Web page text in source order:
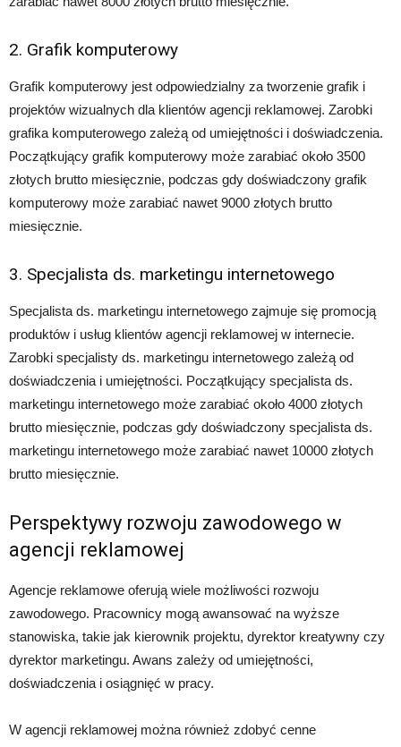
2. Grafik komputerowy
Grafik komputerowy jest odpowiedzialny za tworzenie grafik i
projektów wizualnych dla klientów agencji reklamowej. Zarobki
grafika komputerowego zależą od umiejętności i doświadczenia.
Początkujący grafik komputerowy może zarabiać około 3500
złotych brutto miesięcznie, podczas gdy doświadczony grafik
komputerowy może zarabiać nawet 9000 złotych brutto
miesięcznie.
3. Specjalista ds. marketingu internetowego
Specjalista ds. marketingu internetowego zajmuje się promocją
produktów i usług klientów agencji reklamowej w internecie.
Zarobki specjalisty ds. marketingu internetowego zależą od
doświadczenia i umiejętności. Początkujący specjalista ds.
marketingu internetowego może zarabiać około 4000 złotych
brutto miesięcznie, podczas gdy doświadczony specjalista ds.
marketingu internetowego może zarabiać nawet 10000 złotych
brutto miesięcznie.
Perspektywy rozwoju zawodowego w
agencji reklamowej
Agencje reklamowe oferują wiele możliwości rozwoju
zawodowego. Pracownicy mogą awansować na wyższe
stanowiska, takie jak kierownik projektu, dyrektor kreatywny czy
dyrektor marketingu. Awans zależy od umiejętności,
doświadczenia i osiągnięć w pracy.
W agencji reklamowej można również zdobyć cenne